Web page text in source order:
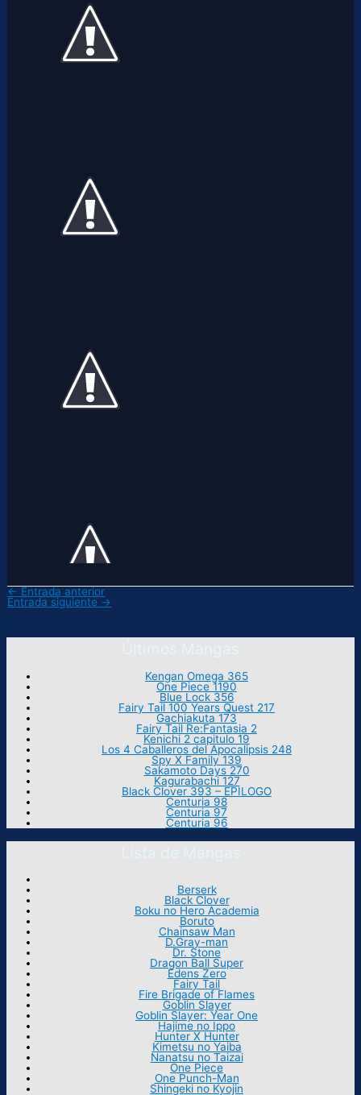
← Entrada anterior
Entrada siguiente →
Últimos Mangas
Kengan Omega 365
One Piece 1190
Blue Lock 356
Fairy Tail 100 Years Quest 217
Gachiakuta 173
Fairy Tail Re:Fantasia 2
Kenichi 2 capitulo 19
Los 4 Caballeros del Apocalipsis 248
Spy X Family 139
Sakamoto Days 270
Kagurabachi 127
Black Clover 393 – EPILOGO
Centuria 98
Centuria 97
Centuria 96
Lista de Mangas
Berserk
Black Clover
Boku no Hero Academia
Boruto
Chainsaw Man
D.Gray-man
Dr. Stone
Dragon Ball Super
Edens Zero
Fairy Tail
Fire Brigade of Flames
Goblin Slayer
Goblin Slayer: Year One
Hajime no Ippo
Hunter X Hunter
Kimetsu no Yaiba
Nanatsu no Taizai
One Piece
One Punch-Man
Shingeki no Kyojin